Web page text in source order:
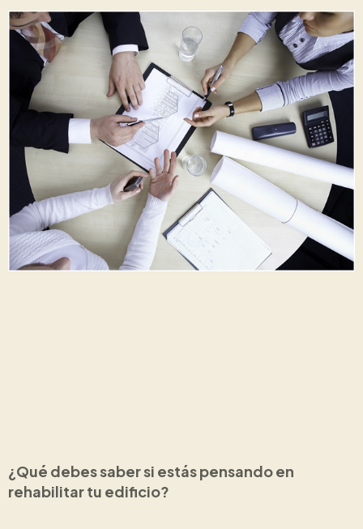
¿Qué debes saber si estás pensando en
rehabilitar tu edificio?